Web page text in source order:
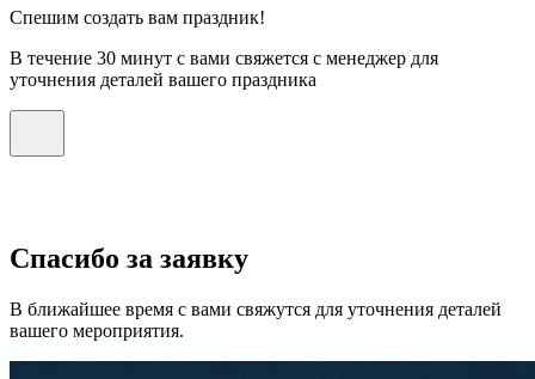
Спешим создать вам праздник!
В течение 30 минут с вами свяжется с менеджер для
уточнения деталей вашего праздника
Спасибо за заявку
В ближайшее время с вами свяжутся для уточнения деталей
вашего мероприятия.